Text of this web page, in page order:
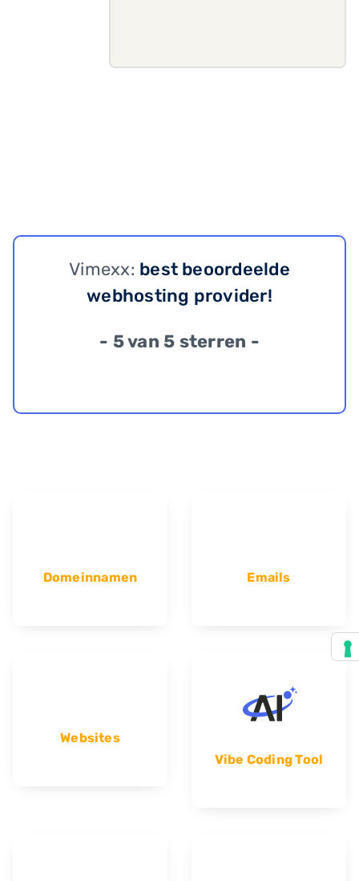
Vimexx: best beoordeelde
webhosting provider!
- 5 van 5 sterren -
Domeinnamen Emails
Websites
Vibe Coding Tool